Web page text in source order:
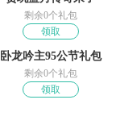
剩余0个礼包
领取
卧龙吟主95公节礼包
剩余0个礼包
领取